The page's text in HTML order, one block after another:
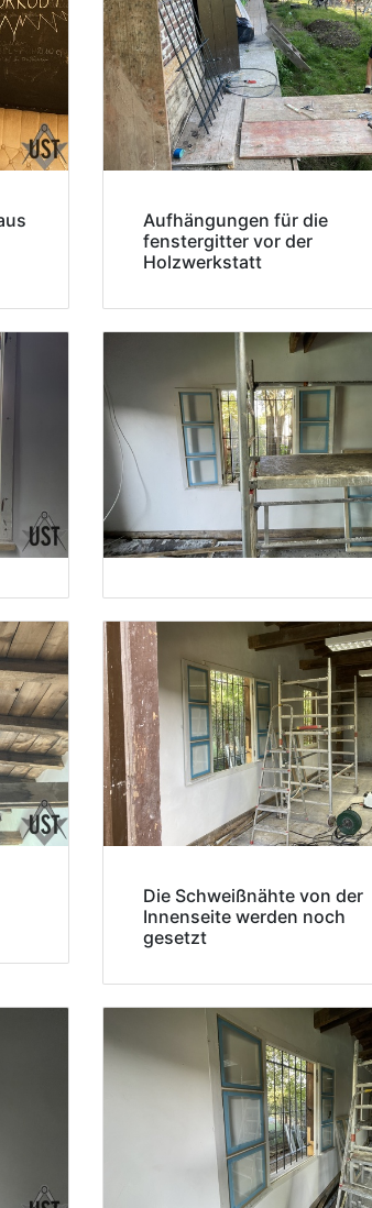
Aufhängungen für die
fenstergitter vor der
Holzwerkstatt
Die Schweißnähte von der
Innenseite werden noch
gesetzt